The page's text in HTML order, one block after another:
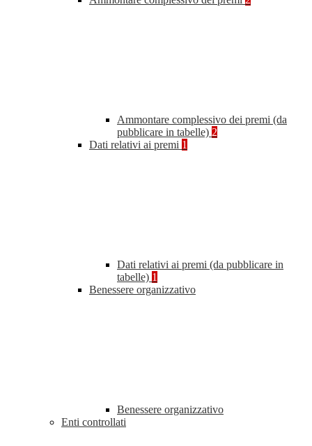
Ammontare complessivo dei premi (da
pubblicare in tabelle) 2
Dati relativi ai premi 1
Dati relativi ai premi (da pubblicare in
tabelle) 1
Benessere organizzativo
Benessere organizzativo
Enti controllati